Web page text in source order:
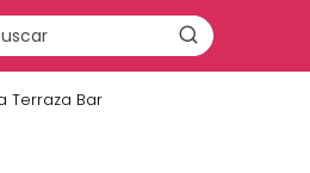
Terraza Bar